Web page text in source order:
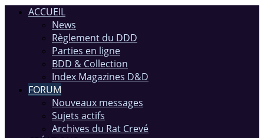
ACCUEIL
News
Règlement du DDD
Parties en ligne
BDD & Collection
Index Magazines D&D
FORUM
Nouveaux messages
Sujets actifs
Archives du Rat Crevé